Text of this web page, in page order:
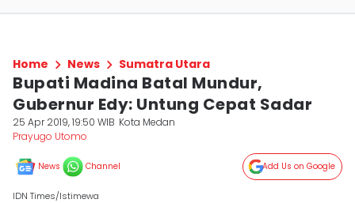
Home News Sumatra Utara
Bupati Madina Batal Mundur,
Gubernur Edy: Untung Cepat Sadar
25 Apr 2019, 19:50 WIB Kota Medan
Prayugo Utomo
News Channel Add Us on Google
IDN Times/Istimewa